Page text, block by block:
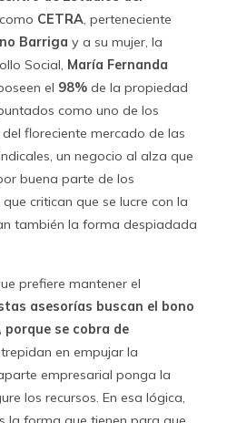
en empujar la
empresarial ponga la
los recursos. En esa lógica,
la forma que tienen para que
las asesorías que se
un proceso que no lleva más
fuente de la CUT, y culpa
reglamentada y
imposibles de descubrir
todo si son primerizos. Y
las empresas de asesorías
al abogado con el que el
permanente y que solo
a la negociación
es la
asesoría integral
va de una negociación a
pagan altas sumas de